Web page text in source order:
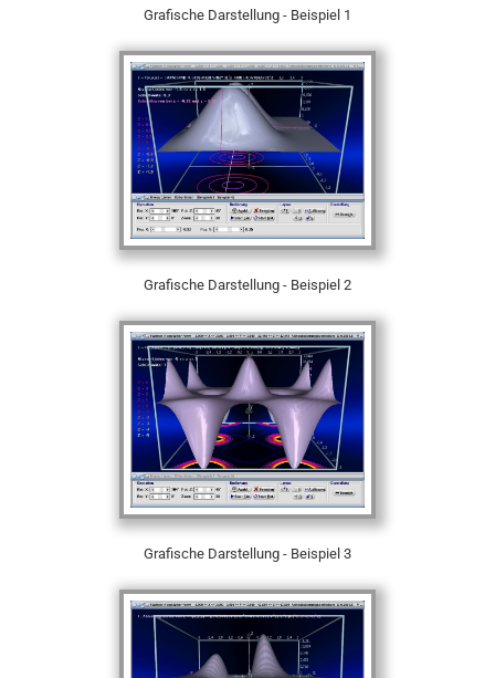
Grafische Darstellung - Beispiel 1
Grafische Darstellung - Beispiel 2
Grafische Darstellung - Beispiel 3